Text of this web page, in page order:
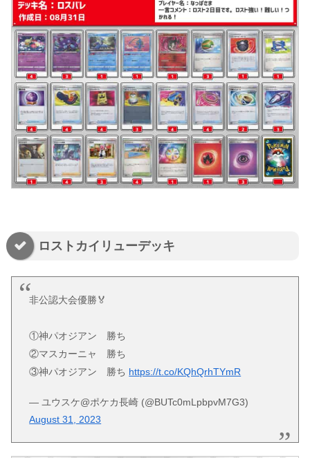
ロストカイリューデッキ
非公認大会優勝🏅
①神パオジアン 勝ち
②マスカーニャ 勝ち
③神パオジアン 勝ち https://t.co/KQhQrhTYmR
— ユウスケ@ポケカ長崎 (@BUTc0mLpbpvM7G3)
August 31, 2023